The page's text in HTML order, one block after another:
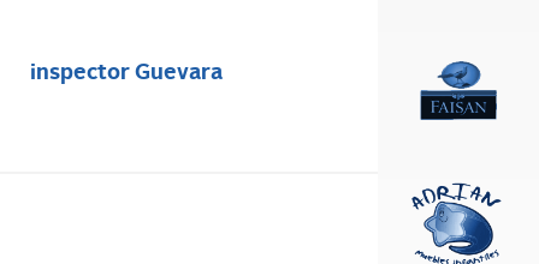
inspector Guevara